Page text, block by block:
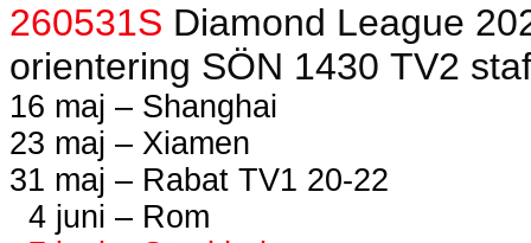
260531S Diamond League
orientering SÖN 1430 TV2
16 maj – Shanghai
23 maj – Xiamen
31 maj – Rabat TV1 20-22
4 juni – Rom